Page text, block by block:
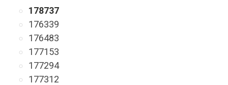
178737
176339
176483
177153
177294
177312